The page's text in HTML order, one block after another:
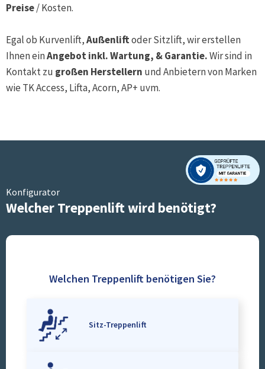
Preise/ Kosten.
Egal ob Kurvenlift,Außenliftoder Sitzlift, wir erstellen
Ihnen einAngebot inkl. Wartung, & Garantie.Wir sind in
Kontakt zu großen Herstellern und Anbietern von Marken
wie TK Access, Lifta, Acorn, AP+ uvm.
Konfigurator
Welcher Treppenlift wird benötigt?
Welchen Treppenlift benötigen Sie?
Sitz-Treppenlift